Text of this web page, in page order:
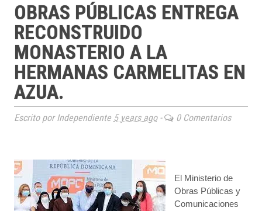
OBRAS PÚBLICAS ENTREGA
RECONSTRUIDO
MONASTERIO A LA
HERMANAS CARMELITAS EN
AZUA.
Escrito por Independiente 5 years ago- 0 Comentarios
El Ministerio de
Obras Públicas y
Comunicaciones